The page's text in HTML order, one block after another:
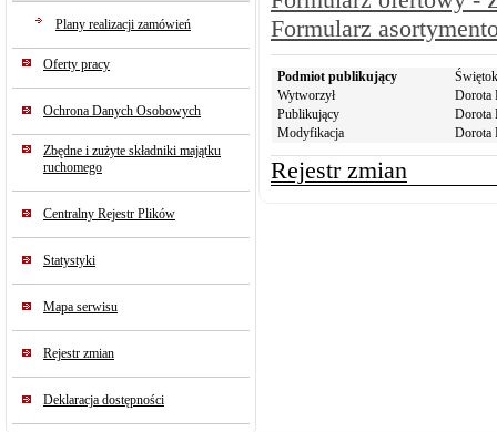
Plany realizacji zamówień
Oferty pracy
Ochrona Danych Osobowych
Zbędne i zużyte składniki majątku
ruchomego
Centralny Rejestr Plików
Statystyki
Mapa serwisu
Rejestr zmian
Deklaracja dostępności
Formularz
Podmiot publikujący
Wytworzył
Dorota
Publikujący
Dorota
Modyfikacja
Dorota
Rejestr zmian